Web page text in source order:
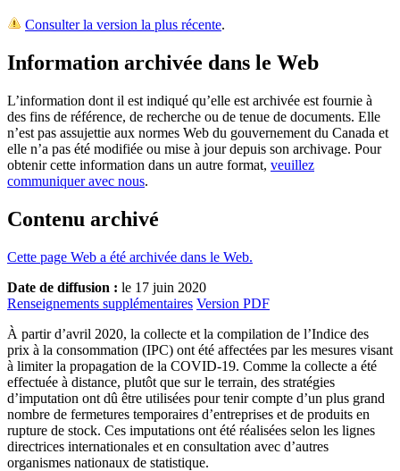
Consulter la version la plus récente.
Information archivée dans le Web
L’information dont il est indiqué qu’elle est archivée est fournie à
des fins de référence, de recherche ou de tenue de documents. Elle
n’est pas assujettie aux normes Web du gouvernement du Canada et
elle n’a pas été modifiée ou mise à jour depuis son archivage. Pour
obtenir cette information dans un autre format, veuillez
communiquer avec nous.
Contenu archivé
Cette page Web a été archivée dans le Web.
Date de diffusion : le 17 juin 2020
Renseignements supplémentaires Version PDF
À partir d’avril 2020, la collecte et la compilation de l’Indice des
prix à la consommation (IPC) ont été affectées par les mesures visant
à limiter la propagation de la COVID-19. Comme la collecte a été
effectuée à distance, plutôt que sur le terrain, des stratégies
d’imputation ont dû être utilisées pour tenir compte d’un plus grand
nombre de fermetures temporaires d’entreprises et de produits en
rupture de stock. Ces imputations ont été réalisées selon les lignes
directrices internationales et en consultation avec d’autres
organismes nationaux de statistique.